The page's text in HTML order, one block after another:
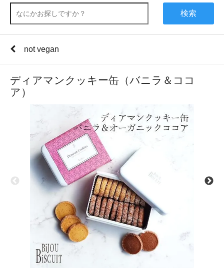
検索
not vegan
ディアマンクッキー缶（バニラ＆ココ
ア）